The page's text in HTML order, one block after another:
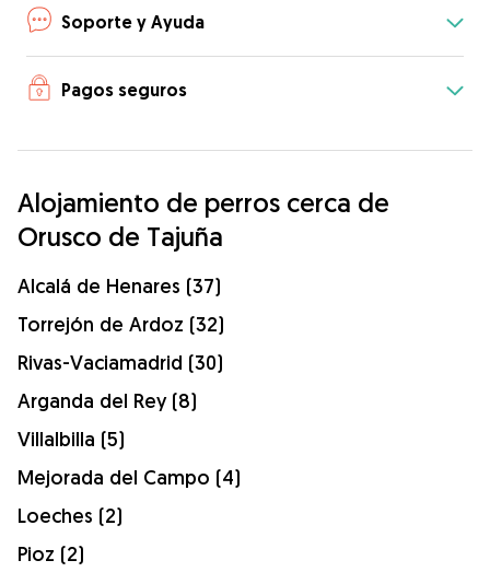
Soporte y Ayuda
Pagos seguros
Alojamiento de perros cerca de
Orusco de Tajuña
Alcalá de Henares (37)
Torrejón de Ardoz (32)
Rivas-Vaciamadrid (30)
Arganda del Rey (8)
Villalbilla (5)
Mejorada del Campo (4)
Loeches (2)
Pioz (2)